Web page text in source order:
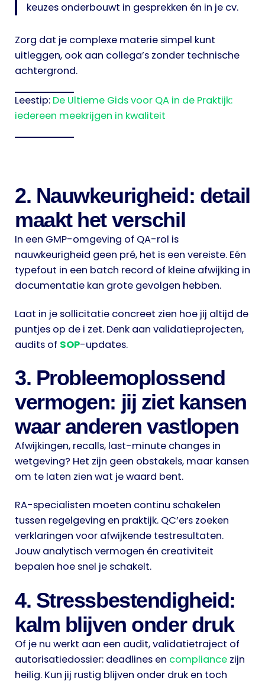
keuzes onderbouwt in gesprekken én in je cv.
Zorg dat je complexe materie simpel kunt
uitleggen, ook aan collega’s zonder technische
achtergrond.
Leestip: De Ultieme Gids voor QA in de Praktijk:
iedereen meekrijgen in kwaliteit
2. Nauwkeurigheid: detail
maakt het verschil
In een GMP-omgeving of QA-rol is
nauwkeurigheid geen pré, het is een vereiste. Eén
typefout in een batch record of kleine afwijking in
documentatie kan grote gevolgen hebben.
Laat in je sollicitatie concreet zien hoe jij altijd de
puntjes op de i zet. Denk aan validatieprojecten,
audits of SOP-updates.
3. Probleemoplossend
vermogen: jij ziet kansen
waar anderen vastlopen
Afwijkingen, recalls, last-minute changes in
wetgeving? Het zijn geen obstakels, maar kansen
om te laten zien wat je waard bent.
RA-specialisten moeten continu schakelen
tussen regelgeving en praktijk. QC’ers zoeken
verklaringen voor afwijkende testresultaten.
Jouw analytisch vermogen én creativiteit
bepalen hoe snel je schakelt.
4. Stressbestendigheid:
kalm blijven onder druk
Of je nu werkt aan een audit, validatietraject of
autorisatiedossier: deadlines en compliance zijn
heilig. Kun jij rustig blijven onder druk en toch